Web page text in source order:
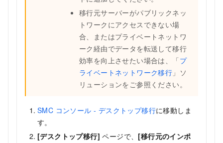
移行元サーバーがパブリックネッ
トワークにアクセスできない場
合、またはプライベートネットワ
ーク経由でデータを転送して移行
効率を向上させたい場合は、「プ
ライベートネットワーク移行 」ソ
リューションをご参照ください。
SMC コンソール - デスクトップ移行に移動しま
す。
[デスクトップ移行] ページで、 [移行元のインポ